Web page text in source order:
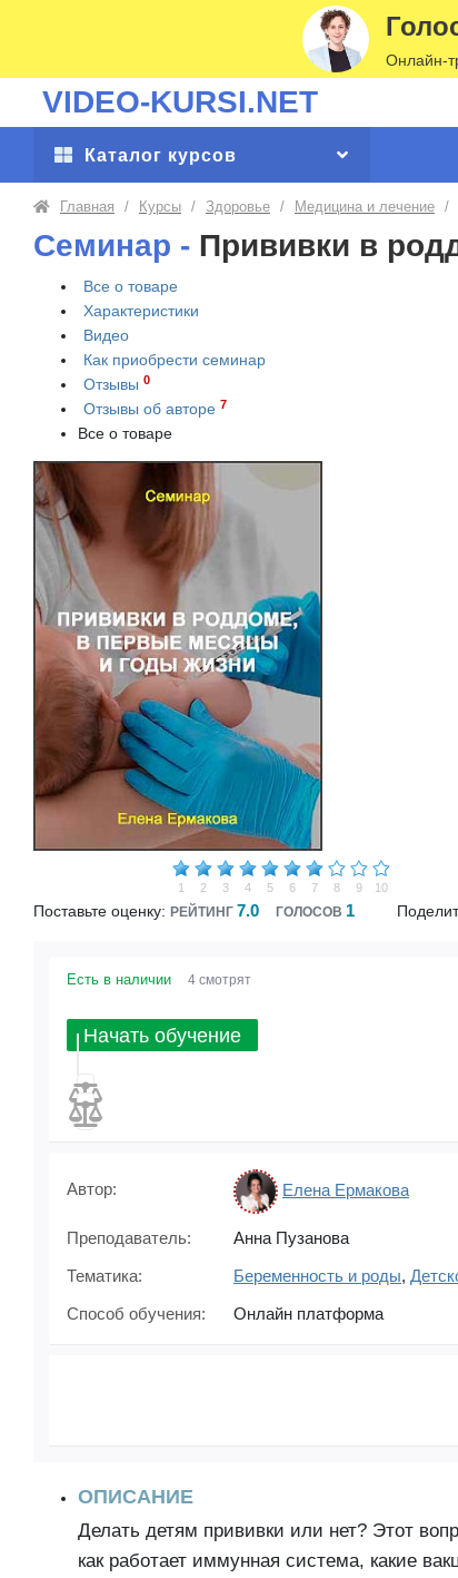
Онлайн-
VIDEO-KURSI.NET
Каталог курсов
Главная / Курсы / Здоровье / Медицина и лечение /
Семинар - Прививки в
Все о товаре
Характеристики
Видео
Как приобрести семинар
Отзывы 0
Отзывы об авторе 7
Все о товаре
Поставьте оценку:
10
9
8
7
6
5
4
3
2
1
РЕЙТИНГ 7.0 ГОЛОСОВ 1
Есть в наличии 4 смотрят
Начать обучение
Автор: Елена Ермакова
Преподаватель:
Анна Пузанова
Тематика:
Беременность и роды,
Способ обучения:
Онлайн платформа
ОПИСАНИЕ
Делать детям прививки или нет? Этот
как работает иммунная система, какие